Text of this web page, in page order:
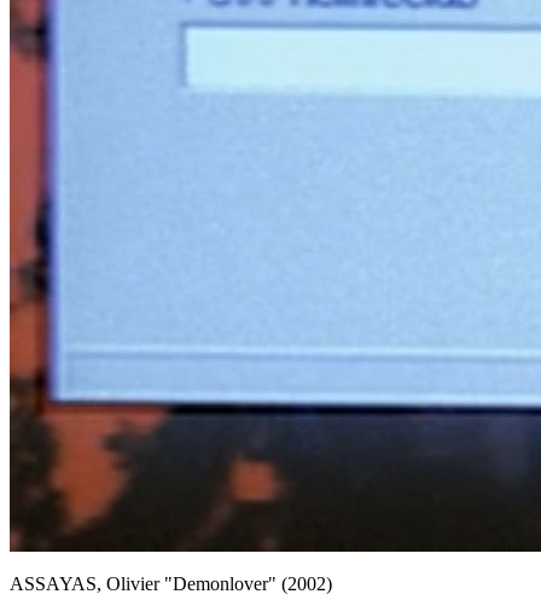
ASSAYAS, Olivier "Demonlover" (2002)